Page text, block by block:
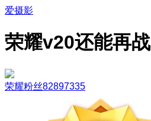
爱摄影
荣耀v20还能再战
荣耀粉丝82897335